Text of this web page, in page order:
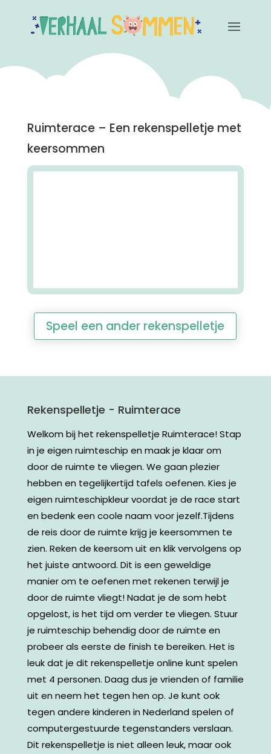
Ruimterace – Een rekenspelletje met
keersommen
Speel een ander rekenspelletje
Rekenspelletje - Ruimterace
Welkom bij het rekenspelletje Ruimterace! Stap
in je eigen ruimteschip en maak je klaar om
door de ruimte te vliegen. We gaan plezier
hebben en tegelijkertijd tafels oefenen. Kies je
eigen ruimteschipkleur voordat je de race start
en bedenk een coole naam voor jezelf.Tijdens
de reis door de ruimte krijg je keersommen te
zien. Reken de keersom uit en klik vervolgens op
het juiste antwoord. Dit is een geweldige
manier om te oefenen met rekenen terwijl je
door de ruimte vliegt! Nadat je de som hebt
opgelost, is het tijd om verder te vliegen. Stuur
je ruimteschip behendig door de ruimte en
probeer als eerste de finish te bereiken. Het is
leuk dat je dit rekenspelletje online kunt spelen
met 4 personen. Daag dus je vrienden of familie
uit en neem het tegen hen op. Je kunt ook
tegen andere kinderen in Nederland spelen of
computergestuurde tegenstanders verslaan.
Dit rekenspelletje is niet alleen leuk, maar ook